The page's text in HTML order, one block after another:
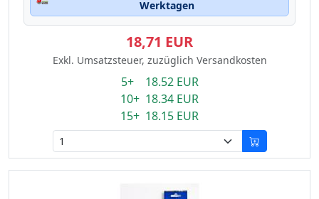
Werktagen
18,71 EUR
Exkl. Umsatzsteuer, zuzüglich Versandkosten
5+ 18.52 EUR
10+ 18.34 EUR
15+ 18.15 EUR